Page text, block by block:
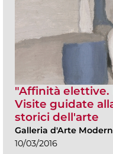
"Affinità elettive.
Visite guidate
storici dell'arte
Galleria d'Arte
10/03/2016